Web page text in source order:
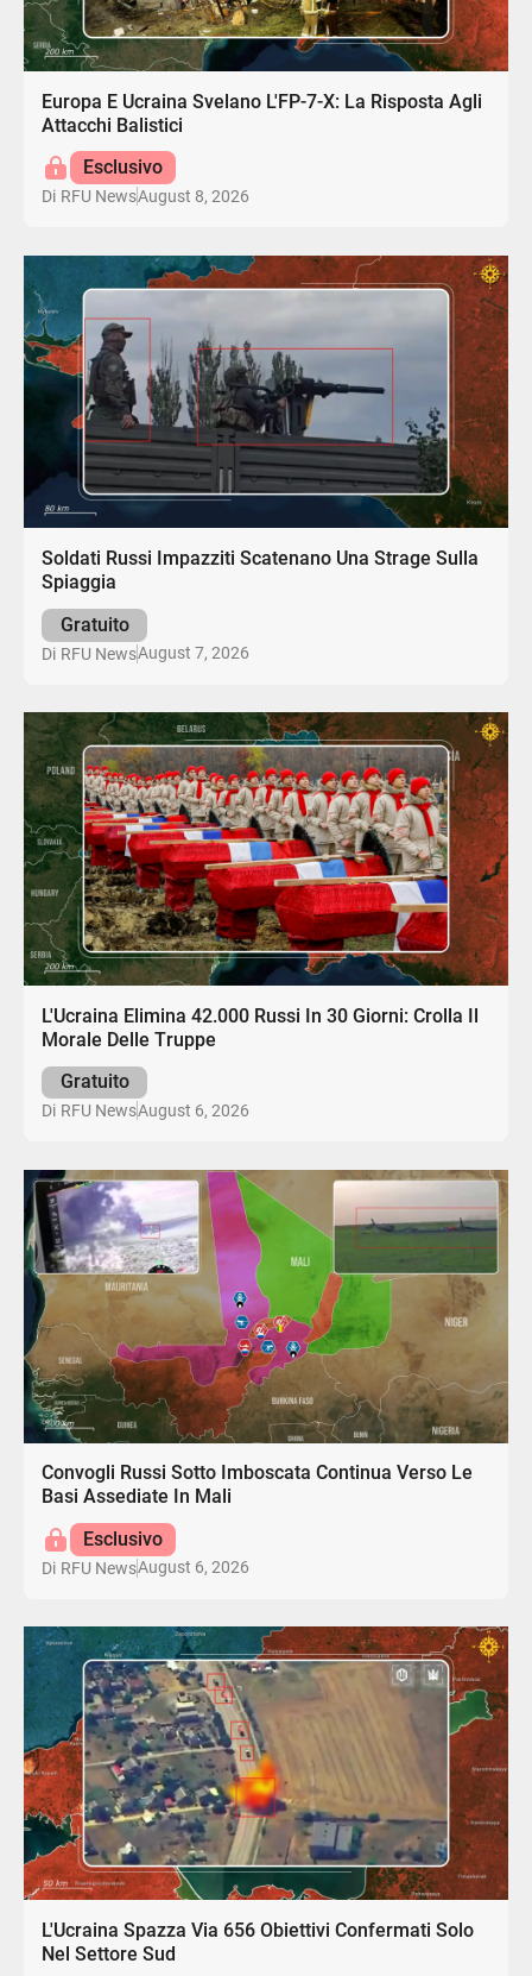
Europa E Ucraina Svelano L'FP-7-X: La Risposta Agli
Attacchi Balistici
Esclusivo
Di RFU NewsAugust 8, 2026
Soldati Russi Impazziti Scatenano Una Strage Sulla
Spiaggia
Gratuito
Di RFU NewsAugust 7, 2026
L'Ucraina Elimina 42.000 Russi In 30 Giorni: Crolla Il
Morale Delle Truppe
Gratuito
Di RFU NewsAugust 6, 2026
Convogli Russi Sotto Imboscata Continua Verso Le
Basi Assediate In Mali
Esclusivo
Di RFU NewsAugust 6, 2026
L'Ucraina Spazza Via 656 Obiettivi Confermati Solo
Nel Settore Sud